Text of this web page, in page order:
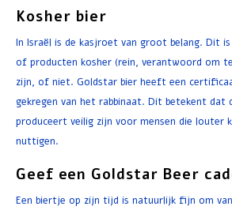
Kosher bier
In Israël is de kasjroet van groot belang. Dit
of producten kosher (rein, verantwoord om
zijn, of niet. Goldstar bier heeft een
gekregen van het rabbinaat. Dit betekent dat
produceert veilig zijn voor mensen die louter
nuttigen.
Geef een Goldstar Beer
Een biertje op zijn tijd is natuurlijk fijn om